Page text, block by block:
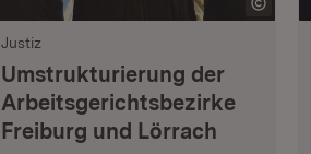
Justiz
Umstrukturierung der
Arbeitsgerichtsbezirke
Freiburg und Lörrach